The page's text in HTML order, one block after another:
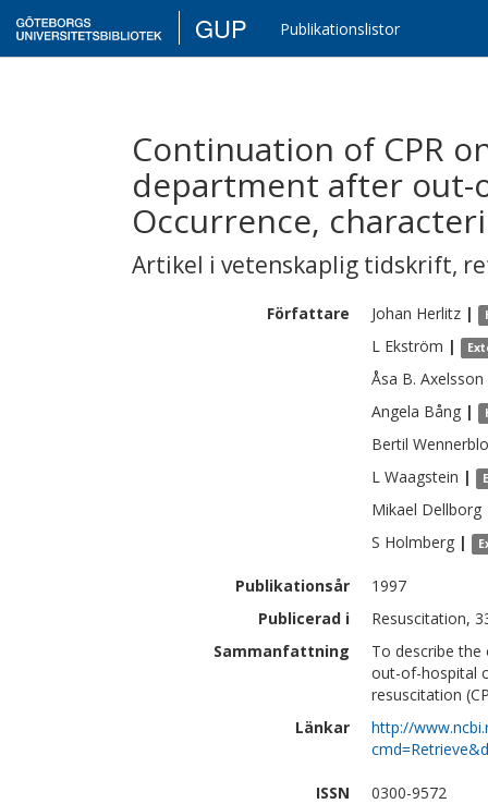
GUP Publikationslistor
Continuation of CPR
department after out-
Occurrence,
Artikel i vetenskaplig tidskrift,
Författare Johan Herlitz |
L Ekström |
Åsa B. Axelsson
Angela Bång |
Bertil
L Waagstein |
Mikael Dellborg
S Holmberg |
Publikationsår
1997
Publicerad i
Resuscitation,
Sammanfattning
To describe
out-of-hospital
resuscitation
Länkar
http://
ISSN
0300-9572